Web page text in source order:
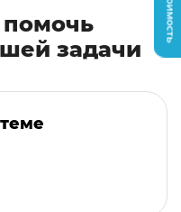
задачи